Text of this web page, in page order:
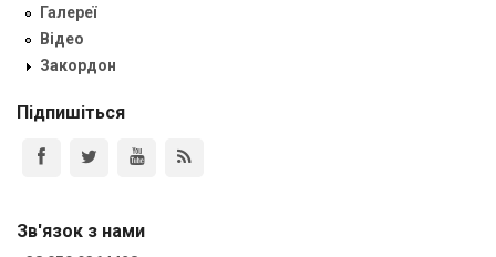
Галереї
Відео
Закордон
Підпишіться
Зв'язок з нами